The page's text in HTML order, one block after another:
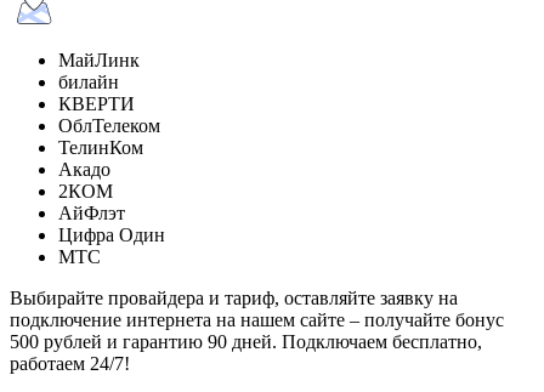
МайЛинк
билайн
КВЕРТИ
ОблТелеком
ТелинКом
Акадо
2КОМ
АйФлэт
Цифра Один
МТС
Выбирайте провайдера и тариф, оставляйте заявку на
подключение интернета на нашем сайте – получайте бонус
500 рублей и гарантию 90 дней. Подключаем бесплатно,
работаем 24/7!